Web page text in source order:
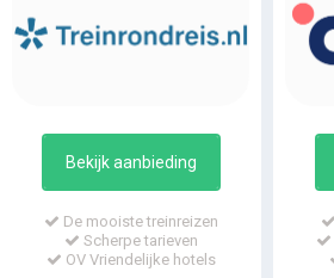
Bekijk aanbieding
De mooiste treinreizen
Scherpe tarieven
OV Vriendelijke hotels